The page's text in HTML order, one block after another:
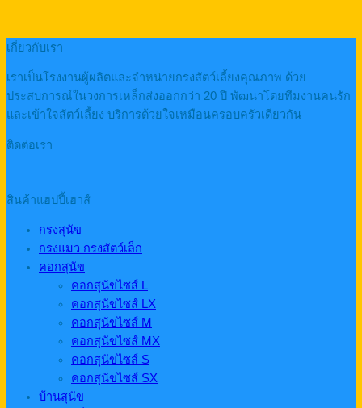
เกี่ยวกับเรา
เราเป็นโรงงานผู้ผลิตและจำหน่ายกรงสัตว์เลี้ยงคุณภาพ ด้วย
ประสบการณ์ในวงการเหล็กส่งออกกว่า 20 ปี พัฒนาโดยทีมงานคนรัก
และเข้าใจสัตว์เลี้ยง บริการด้วยใจเหมือนครอบครัวเดียวกัน
ติดต่อเรา
สินค้าแฮปปี้เฮาส์
กรงสุนัข
กรงแมว กรงสัตว์เล็ก
คอกสุนัข
คอกสุนัขไซส์ L
คอกสุนัขไซส์ LX
คอกสุนัขไซส์ M
คอกสุนัขไซส์ MX
คอกสุนัขไซส์ S
คอกสุนัขไซส์ SX
บ้านสุนัข